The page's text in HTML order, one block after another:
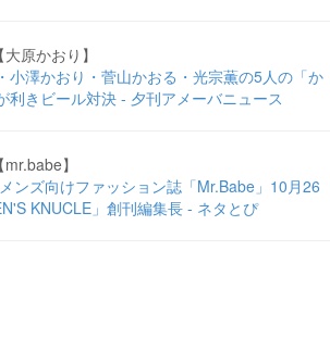
原かおり】
小澤かおり・菅山かおる・光宗薫の5人の「か
利きビール対決 - 夕刊アメーバニュース
】
ンズ向けファッション誌「Mr.Babe」10月26
KNUCLE」創刊編集長 - ネタとぴ